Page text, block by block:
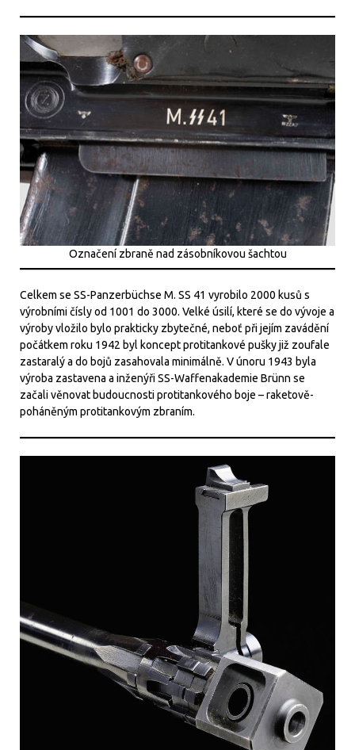
Označení zbraně nad zásobníkovou šachtou
Celkem se SS-Panzerbüchse M. SS 41 vyrobilo 2000 kusů s
výrobními čísly od 1001 do 3000. Velké úsilí, které se do vývoje a
výroby vložilo bylo prakticky zbytečné, neboť při jejím zavádění
počátkem roku 1942 byl koncept protitankové pušky již zoufale
zastaralý a do bojů zasahovala minimálně. V únoru 1943 byla
výroba zastavena a inženýři SS-Waffenakademie Brünn se
začali věnovat budoucnosti protitankového boje – raketově-
poháněným protitankovým zbraním.